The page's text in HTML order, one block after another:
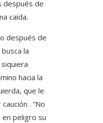
después de
caída.
después de
la
hacia la
que le
. “No
peligro su